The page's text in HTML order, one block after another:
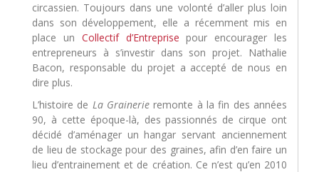
circassien. Toujours dans une volonté d’aller plus loin
dans son développement, elle a récemment mis en
place un Collectif d’Entreprise pour encourager les
entrepreneurs à s’investir dans son projet. Nathalie
Bacon, responsable du projet a accepté de nous en
dire plus.
L’histoire de La Grainerie remonte à la fin des années
90, à cette époque-là, des passionnés de cirque ont
décidé d’aménager un hangar servant anciennement
de lieu de stockage pour des graines, afin d’en faire un
lieu d’entrainement et de création. Ce n’est qu’en 2010